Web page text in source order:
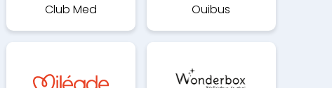
Club Med Ouibus